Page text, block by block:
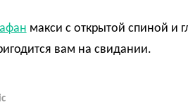
макси с открытой спиной и
вам на свидании.